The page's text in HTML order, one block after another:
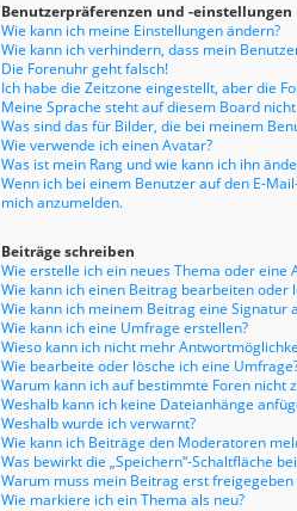
Benutzerpräferenzen und -einstellungen
Wie kann ich meine Einstellungen ändern?
Wie kann ich verhindern, dass mein
Die Forenuhr geht falsch!
Ich habe die Zeitzone eingestellt, aber die
Meine Sprache steht auf diesem Board
Was sind das für Bilder, die bei meinem
Wie verwende ich einen Avatar?
Was ist mein Rang und wie kann ich ihn
Wenn ich bei einem Benutzer auf den E-
mich anzumelden.
Beiträge schreiben
Wie erstelle ich ein neues Thema oder eine
Wie kann ich einen Beitrag bearbeiten oder
Wie kann ich meinem Beitrag eine Signatur
Wie kann ich eine Umfrage erstellen?
Wieso kann ich nicht mehr
Wie bearbeite oder lösche ich eine
Warum kann ich auf bestimmte Foren nicht
Weshalb kann ich keine Dateianhänge
Weshalb wurde ich verwarnt?
Wie kann ich Beiträge den Moderatoren
Was bewirkt die „Speichern“-Schaltfläche
Warum muss mein Beitrag erst freigegeben
Wie markiere ich ein Thema als neu?